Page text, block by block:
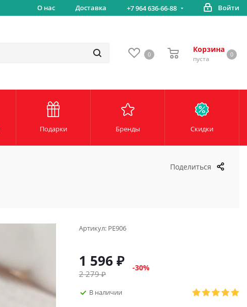
О нас Доставка +7 964 636-66-88 Войти
0
Корзина
пуста
0
Подарки Бренды Скидки
Поделиться
Артикул: PE906
1 596 ₽
2 279₽
-30%
В наличии